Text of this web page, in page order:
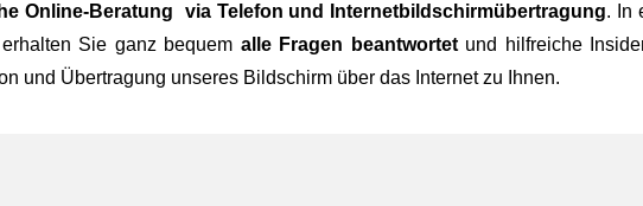
Online-Beratung via Telefon und Internetbildschirmübertragung. In
Sie ganz bequem alle Fragen beantwortetund hilfreiche
und Übertragung unseres Bildschirm über das Internet zu Ihnen.